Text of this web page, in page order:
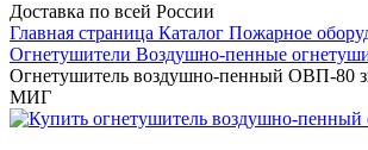
Доставка по всей России
Главная страница Каталог Пожарное
Огнетушители Воздушно-пенные
Огнетушитель воздушно-пенный ОВП-80
МИГ